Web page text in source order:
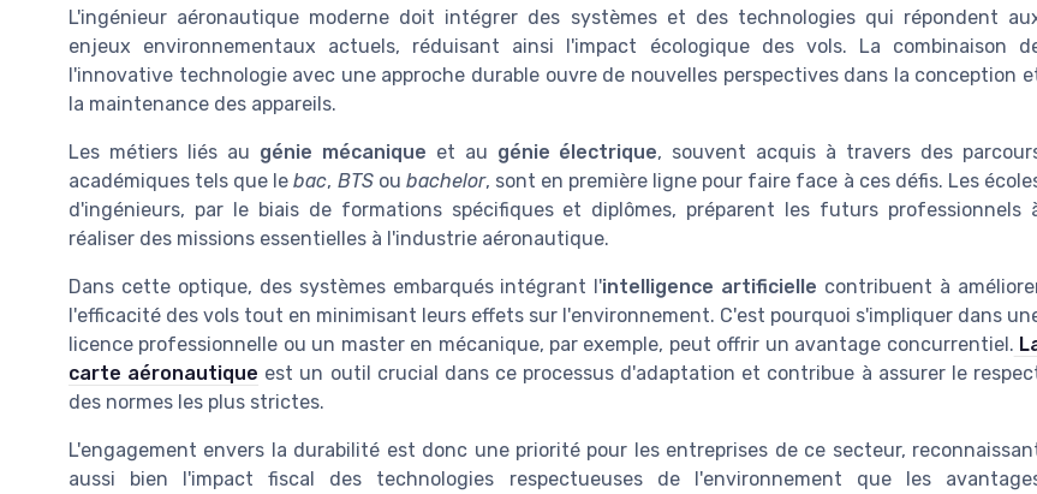
L'ingénieur aéronautique moderne doit intégrer des systèmes et des technologies qui répondent
enjeux environnementaux actuels, réduisant ainsi l'impact écologique des vols. La combinaison
l'innovative technologie avec une approche durable ouvre de nouvelles perspectives dans la conception
la maintenance des appareils.
Les métiers liés au génie mécanique et au génie électrique, souvent acquis à travers des
académiques tels que lebac, BTSou bachelor, sont en première ligne pour faire face à ces défis. Les
d'ingénieurs, par le biais de formations spécifiques et diplômes, préparent les futurs professionnels
réaliser des missions essentielles à l'industrie aéronautique.
Dans cette optique, des systèmes embarqués intégrant l'intelligence artificielle contribuent à
l'efficacité des vols tout en minimisant leurs effets sur l'environnement. C'est pourquoi s'impliquer dans
licence professionnelle ou un master en mécanique, par exemple, peut offrir un avantage concurrentiel.
carte aéronautique est un outil crucial dans ce processus d'adaptation et contribue à assurer le
des normes les plus strictes.
L'engagement envers la durabilité est donc une priorité pour les entreprises de ce secteur,
aussi bien l'impact fiscal des technologies respectueuses de l'environnement que les